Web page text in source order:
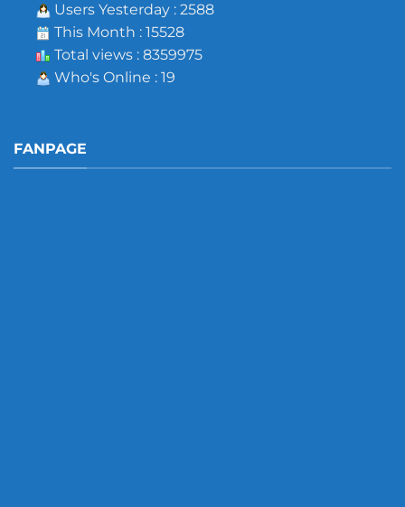
Users Yesterday : 2588
This Month : 15528
Total views : 8359975
Who's Online : 19
FANPAGE